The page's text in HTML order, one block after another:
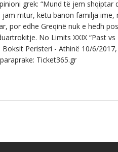
grek: “Mund të jem shqiptar
rritur, këtu banon familja
por edhe Greqinë nuk e hedh
No Limits XXIX “Past vs
Peristeri - Athinë 10/6/
paraprake: Ticket365.gr